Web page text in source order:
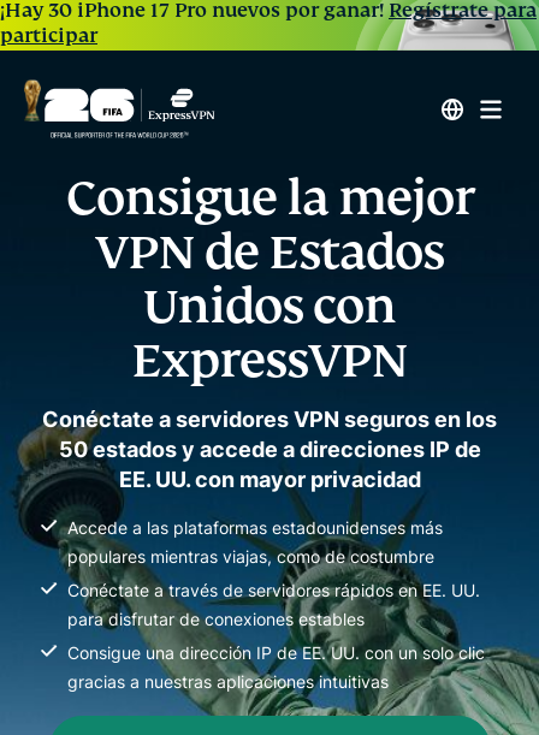
¡Hay 30 iPhone 17 Pro nuevos por ganar!Regístrate para
participar
Consigue la mejor
VPN de Estados
Unidos con
ExpressVPN
Conéctate a servidores VPN seguros en los
50 estados y accede a direcciones IP de
EE. UU. con mayor privacidad
Accede a las plataformas estadounidenses más
populares mientras viajas, como de costumbre
Conéctate a través de servidores rápidos en EE. UU.
para disfrutar de conexiones estables
Consigue una dirección IP de EE. UU. con un solo clic
gracias a nuestras aplicaciones intuitivas